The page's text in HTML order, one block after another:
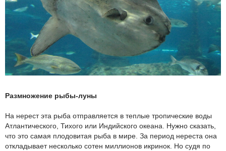
Размножение рыбы-луны
На нерест эта рыба отправляется в теплые тропические воды
Атлантического, Тихого или Индийского океана. Нужно сказать,
что это самая плодовитая рыба в мире. За период нереста она
откладывает несколько сотен миллионов икринок. Но судя по